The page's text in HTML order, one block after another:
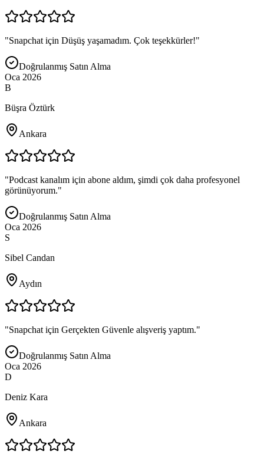
"Snapchat için Düşüş yaşamadım. Çok teşekkürler!"
Doğrulanmış Satın Alma
Oca 2026
B
Büşra Öztürk
Ankara
"Podcast kanalım için abone aldım, şimdi çok daha profesyonel
görünüyorum."
Doğrulanmış Satın Alma
Oca 2026
S
Sibel Candan
Aydın
"Snapchat için Gerçekten Güvenle alışveriş yaptım."
Doğrulanmış Satın Alma
Oca 2026
D
Deniz Kara
Ankara